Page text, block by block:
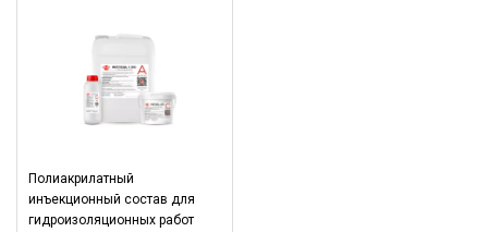
Полиакрилатный
инъекционный состав для
гидроизоляционных работ